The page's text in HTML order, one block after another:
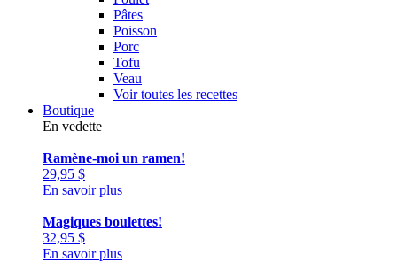
Pâtes
Poisson
Porc
Tofu
Veau
Voir toutes les recettes
Boutique
En vedette
Ramène-moi un ramen!
29,95 $
En savoir plus
Magiques boulettes!
32,95 $
En savoir plus